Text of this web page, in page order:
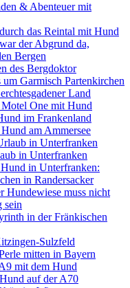
& Abenteuer mit
das Reintal mit Hund
der Abgrund da,
Bergen
des Bergdoktor
um Garmisch Partenkirchen
Land
One mit Hund
im Frankenland
am Ammersee
in Unterfranken
in Unterfranken
in Unterfranken:
in Randersacker
Hundewiese muss nicht
sein
in der Fränkischen
Sulzfeld
mitten in Bayern
mit dem Hund
auf der A70